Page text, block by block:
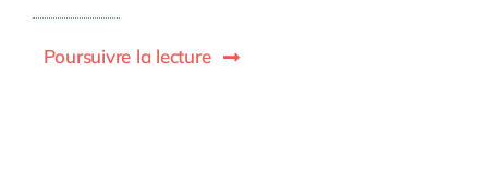
Poursuivre la lecture